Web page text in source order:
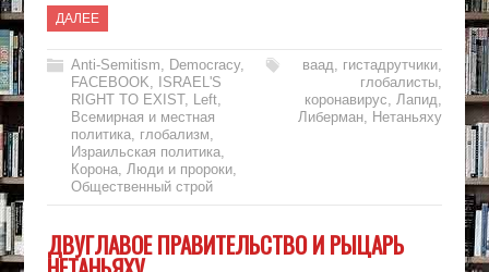
ДАЛЕЕ
Anti-Semitism, Democracy,
FACEBOOK,
ISRAEL'S
RIGHT TO EXIST, Left,
Всемирная и местная
политика, глобализм,
Израильская политика,
Корона, Люди и пророки,
Общественный строй
ваад, гистадрутчики,
глобалисты,
коронавирус,Лапид,
Либерман, Нетаньяху
ДВУГЛАВОЕ ПРАВИТЕЛЬСТВО И РЫЦАРЬ